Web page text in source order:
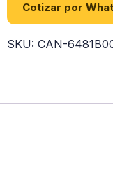
Cotizar por
SKU:CAN-